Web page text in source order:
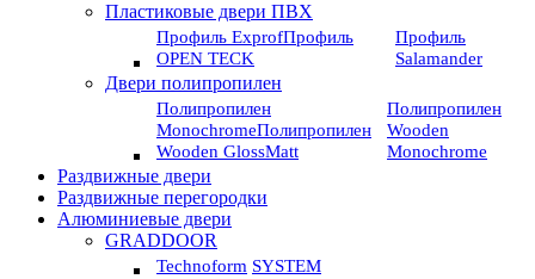
Пластиковые двери ПВХ
Профиль ExprofПрофиль
OPEN TECK
Профиль
Salamander
Двери полипропилен
Полипропилен
MonochromeПолипропилен
Wooden GlossMatt
Полипропилен
Wooden
Monochrome
Раздвижные двери
Раздвижные перегородки
Алюминиевые двери
GRADDOOR
Technoform SYSTEM